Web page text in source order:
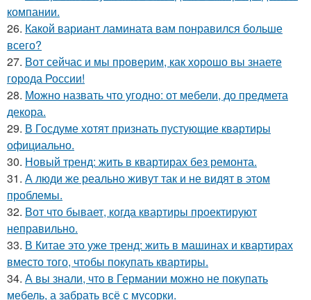
компании.
26. Какой вариант ламината вам понравился больше
всего?
27. Вот сейчас и мы проверим, как хорошо вы знаете
города России!
28. Можно назвать что угодно: от мебели, до предмета
декора.
29. В Госдуме хотят признать пустующие квартиры
официально.
30. Новый тренд: жить в квартирах без ремонта.
31. А люди же реально живут так и не видят в этом
проблемы.
32. Вот что бывает, когда квартиры проектируют
неправильно.
33. В Китае это уже тренд: жить в машинах и квартирах
вместо того, чтобы покупать квартиры.
34. А вы знали, что в Германии можно не покупать
мебель, а забрать всё с мусорки.